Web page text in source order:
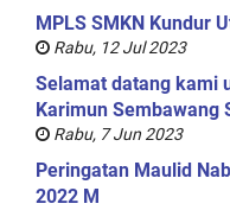
MPLS SMKN Kundur
Rabu, 12 Jul 2023
Selamat datang kami
Karimun Sembawang
Rabu, 7 Jun 2023
Peringatan Maulid
2022 M